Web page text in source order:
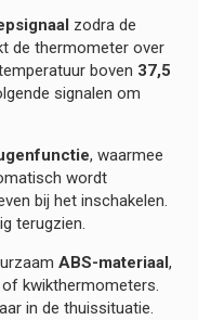
zodra de
de thermometer over
boven 37,5
signalen om
, waarmee
wordt
bij het inschakelen.
terugzien.
ABS-materiaal ,
kwikthermometers.
in de thuissituatie.